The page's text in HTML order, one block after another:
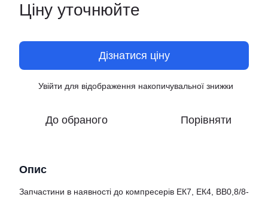
Ціну уточнюйте
Дізнатися ціну
Увійти для відображення накопичувальної знижки
До обраного Порівняти
Опис
Запчастини в наявності до компресерів ЕК7, ЕК4, ВВ0,8/8-